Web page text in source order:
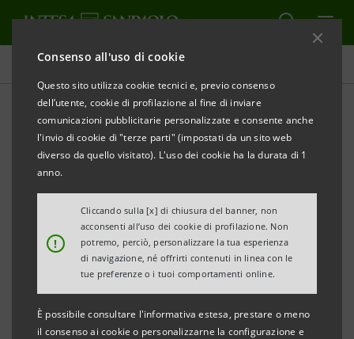
Consenso all'uso di cookie
Questo sito utilizza cookie tecnici e, previo consenso
dell’utente, cookie di profilazione al fine di inviare
comunicazioni pubblicitarie personalizzate e consente anche
l'invio di cookie di "terze parti" (impostati da un sito web
diverso da quello visitato). L'uso dei cookie ha la durata di 1
anno.
!
Cliccando sulla [x] di chiusura del banner, non
acconsenti all’uso dei cookie di profilazione. Non
potremo, perciò, personalizzare la tua esperienza
di navigazione, né offrirti contenuti in linea con le
tue preferenze o i tuoi comportamenti online.
È possibile consultare l'informativa estesa, prestare o meno
il consenso ai cookie o personalizzarne la configurazione e
Comunicati stampa
STAMPA AGGIORNA
Olmi, Sorrentino e Salvatores insieme nel progetto
cinematografico “Per fiducia”
momenti di difficoltà? Ermanno Olmi ci ha pensato e
deve aver risposto di sì. E lo stesso hanno fatto
Gabriele Salvatores e Paolo Sorrentino perché
insieme firmano una serie di cortometraggi d’autore
per raccontare il valore della fiducia come forza
positiva e vitale del Paese. Da questi brevi film